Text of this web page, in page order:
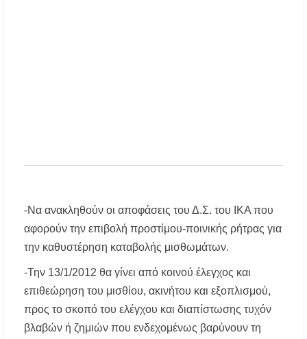
-Να ανακληθούν οι αποφάσεις του Δ.Σ. του ΙΚΑ που
αφορούν την επιβολή προστίμου-ποινικής ρήτρας για
την καθυστέρηση καταβολής μισθωμάτων.
-Την 13/1/2012 θα γίνει από κοινού έλεγχος και
επιθεώρηση του μισθίου, ακινήτου και εξοπλισμού,
προς το σκοπό του ελέγχου και διαπίστωσης τυχόν
βλαβών ή ζημιών που ενδεχομένως βαρύνουν τη